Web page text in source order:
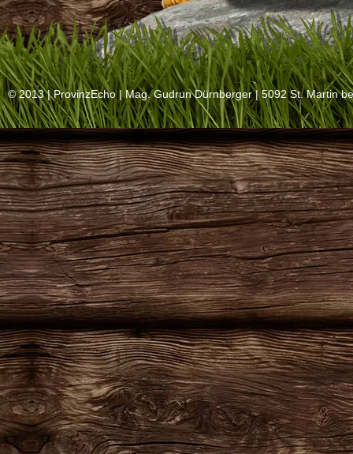
© 2013 |ProvinzEcho | Mag. Gudrun Dürnberger | 5092 St. Martin